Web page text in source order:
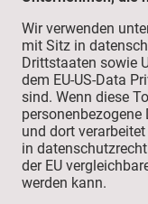
Wir verwenden
mit Sitz in
Drittstaaten sowie
dem EU-US-Data
sind. Wenn diese
und dort
in
der EU
werden kann.